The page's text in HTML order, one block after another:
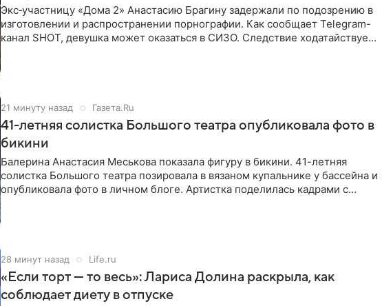
Экс‑участницу «Дома 2» Анастасию Брагину задержали по подозрению в
изготовлении и распространении порнографии. Как сообщает Telegram-
канал SHOT, девушка может оказаться в СИЗО. Следствие ходатайствует
21 минуту назад Газета.Ru
41-летняя солистка Большого театра опубликовала фото в
бикини
Балерина Анастасия Меськова показала фигуру в бикини. 41-летняя
солистка Большого театра позировала в вязаном купальнике у бассейна и
опубликовала фото в личном блоге. Артистка поделилась кадрами с
28 минут назад Life.ru
«Если торт — то весь»: Лариса Долина раскрыла, как
соблюдает диету в отпуске